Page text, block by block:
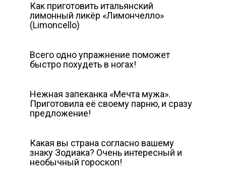
Как приготовить итальянский
лимонный ликёр «Лимончелло»
(Limoncello)
Всего одно упражнение поможет
быстро похудеть в ногах!
Нежная запеканка «Мечта мужа».
Приготовила её своему парню, и сразу
предложение!
Какая вы страна согласно вашему
знаку Зодиака? Очень интересный и
необычный гороскоп!